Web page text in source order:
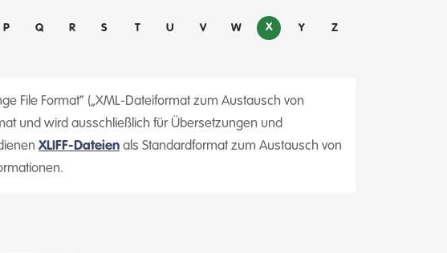
P Q R S T U V W X Y Z
File Format“ („XML-Dateiformat zum Austausch von
und wird ausschließlich für Übersetzungen und
XLIFF-Dateien als Standardformat zum Austausch von